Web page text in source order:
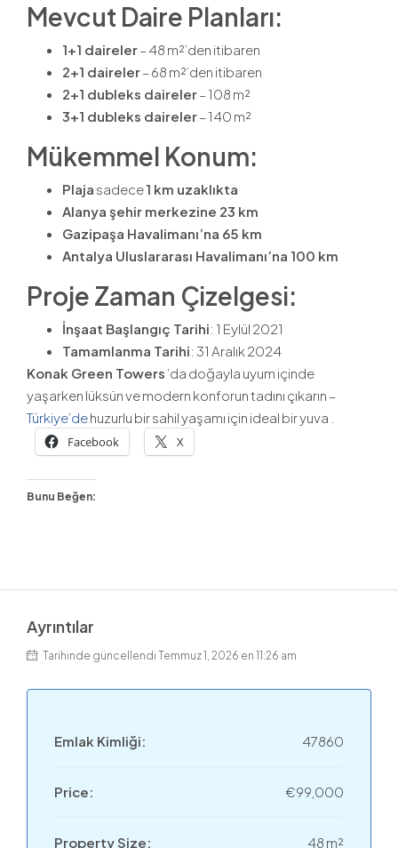
Mevcut Daire Planları:
1+1 daireler– 48 m²’den itibaren
2+1 daireler– 68 m²’den itibaren
2+1 dubleks daireler– 108 m²
3+1 dubleks daireler– 140 m²
Mükemmel Konum:
Plaja sadece1 km uzaklıkta
Alanya şehir merkezine 23 km
Gazipaşa Havalimanı’na 65 km
Antalya Uluslararası Havalimanı’na 100 km
Proje Zaman Çizelgesi:
İnşaat Başlangıç Tarihi: 1 Eylül 2021
Tamamlanma Tarihi: 31 Aralık 2024
Konak Green Towers ’da doğayla uyum içinde
yaşarken lüksün ve modern konforun tadını çıkarın –
Türkiye’dehuzurlu bir sahil yaşamı için ideal bir yuva .
Facebook X
Bunu Beğen:
Ayrıntılar
Tarihinde güncellendi Temmuz 1, 2026 en 11:26 am
Emlak Kimliği: 47860
Price: €99,000
Property Size: 48 m²